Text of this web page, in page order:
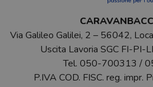
Via Galileo Galilei, 2 – 56042,
Uscita Lavoria SGC FI-PI-
Tel. 050-700313 /
P.IVA COD. FISC. reg.